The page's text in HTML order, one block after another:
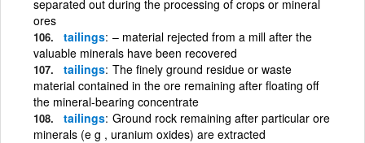
separated out during the processing of crops or mineral
ores
tailings – material rejected from a mill after the
valuable minerals have been recovered
tailings The finely ground residue or waste
material contained in the ore remaining after floating off
the mineral-bearing concentrate
tailings Ground rock remaining after particular ore
minerals (e g , uranium oxides) are extracted